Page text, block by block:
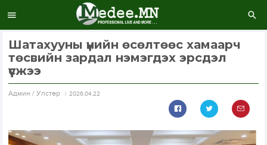
Шатахууны үнийн өсөлтөөс хамаарч
төсвийн зардал нэмэгдэх эрсдэл
үүсжээ
Aдмин / Улстөр 2026.04.22